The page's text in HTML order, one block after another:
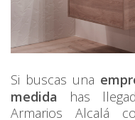
Si buscas una
medida has
Armarios Alcalá